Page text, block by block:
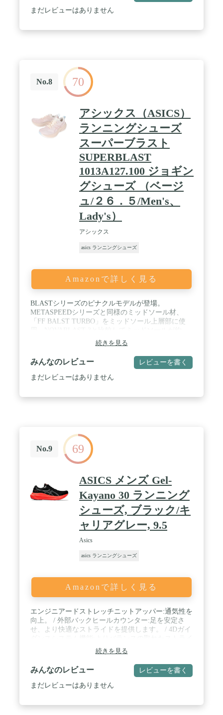
まだレビューはありません
No.8 70
アシックス（ASICS）
ランニングシューズ
スーパーブラスト
SUPERBLAST
1013A127.100 ジョギン
グシューズ （ベージ
ュ/２６．５/Men's、
Lady's）
アシックス
asics ランニングシューズ
Amazonで詳しく見る
BLASTシリーズのピナクルモデルが登場。
METASPEEDシリーズと同様のミッドソール材、
「FF BALST TURBO」をミッドソール上層部に使
6mm厚く、沈んで跳ね返る、バウンス感をさらに体
感できるシューズです。とにかくやわらかく、足へ
の負担を減らすことが求められるゆっくりジョグす
るシーンにおすすめです。アスリートから市民ラン
ナーまで、レースではMETASPEED、ジョグで
続きを見る
みんなのレビュー レビューを書く
まだレビューはありません
No.9 69
ASICS メンズ Gel-
Kayano 30 ランニング
シューズ, ブラック/キ
ャリアグレー, 9.5
Asics
asics ランニングシューズ
Amazonで詳しく見る
エンジニアードストレッチニットアッパー:通気性を
向上。 / 外部バックヒールカウンター:足を安定さ
せ、より快適なストライドを提供します。 / 4Dガイ
ドのための適応安定性を生み出すのに役立ちます。
/ 後足部のPureGELテクノロジー:軽量クッションと
ソフトな着地を実現。 / FF BLAST PLUS ECOクッ
ションは約20%のバイオベースのコンテンツで作ら
れており、雲のような快適さを提供します:
続きを見る
みんなのレビュー レビューを書く
まだレビューはありません